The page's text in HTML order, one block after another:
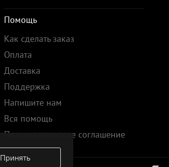
Принять
Помощь
Как сделать заказ
Оплата
Доставка
Поддержка
Напишите нам
Вся помощь
Пользовательское соглашение